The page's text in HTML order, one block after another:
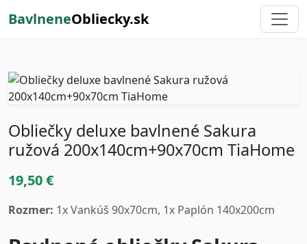
BavlneneObliecky.sk
Obliečky deluxe bavlnené Sakura
ružová 200x140cm+90x70cm TiaHome
19,50 €
Rozmer: 1x Vankúš 90x70cm, 1x Paplón 140x200cm